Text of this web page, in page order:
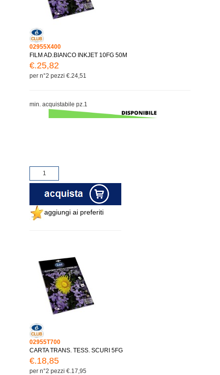
02955X400
FILM AD.BIANCO INKJET 10FG 50M
€.25,82
per n°2 pezzi €.24,51
min. acquistabile pz.1
aggiungi ai preferiti
02955T700
CARTA TRANS. TESS. SCURI 5FG
€.18,85
per n°2 pezzi €.17,95